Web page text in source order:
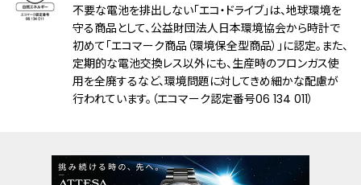
耐磁性能 １種耐磁
デザイン特徴
白蝶貝文字板
夜光(針＋インデックス)
フィットアジャスター
ベゼル：上面サファイアガラスリング
充電警告機能
充電禁止温度検出機能
不要な電池を排出しない「エコ・ドライブ」は、地球環境を
守る商品として、公益財団法人日本環境協会から時計で
初めて「エコマーク商品（環境保全型商品）」に認定。また、
定期的な電池交換レス以外にも、生産時のフロンガス使
用を全廃するなど、環境問題に対してきめ細かな配慮が
行われています。（エコマーク認定番号06 134 011）